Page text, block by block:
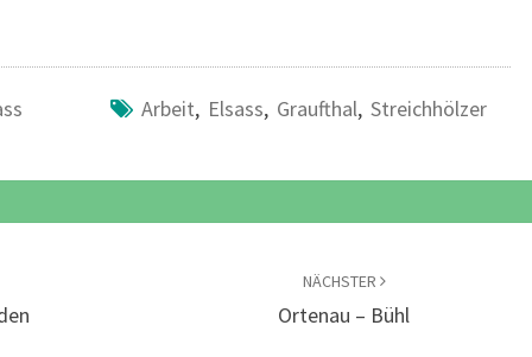
Arbeit, Elsass, Graufthal, Streichhölzer
NÄCHSTER
Ortenau – Bühl